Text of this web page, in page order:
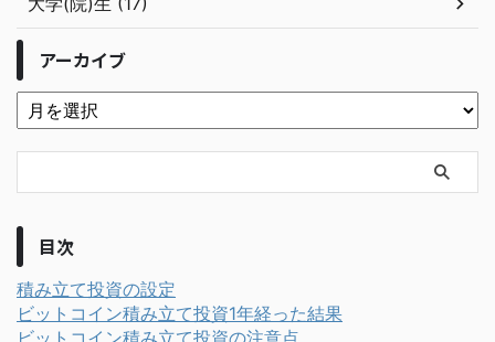
アーカイブ
目次
積み立て投資の設定
ビットコイン積み立て投資1年経った結果
ビットコイン積み立て投資の注意点